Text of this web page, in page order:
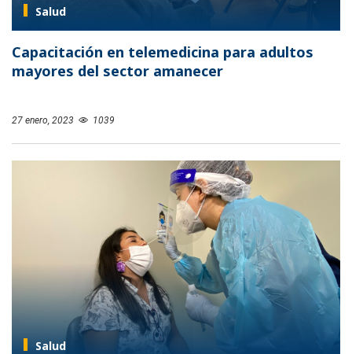
Salud
Capacitación en telemedicina para adultos
mayores del sector amanecer
27 enero, 2023 1039
Salud